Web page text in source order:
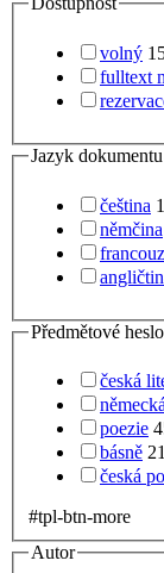
volný
fulltext
Jazyk dokumentu
čeština
němčina
Předmětové heslo
česká
poezie
básně 21
česká
#tpl-btn-more
Autor